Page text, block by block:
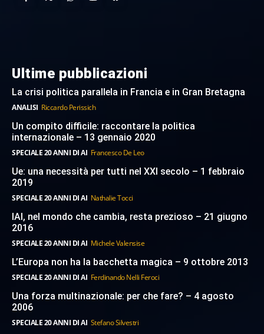
Ultime pubblicazioni
La crisi politica parallela in Francia e in Gran Bretagna
ANALISI Riccardo Perissich
Un compito difficile: raccontare la politica
internazionale – 13 gennaio 2020
SPECIALE 20 ANNI DI AI Francesco De Leo
Ue: una necessità per tutti nel XXI secolo – 1 febbraio
2019
SPECIALE 20 ANNI DI AI Nathalie Tocci
IAI, nel mondo che cambia, resta prezioso – 21 giugno
2016
SPECIALE 20 ANNI DI AI Michele Valensise
L’Europa non ha la bacchetta magica – 9 ottobre 2013
SPECIALE 20 ANNI DI AI Ferdinando Nelli Feroci
Una forza multinazionale: per che fare? – 4 agosto
2006
SPECIALE 20 ANNI DI AI Stefano Silvestri